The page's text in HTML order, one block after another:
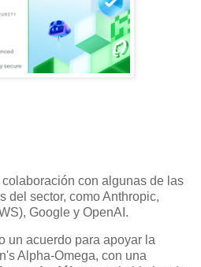
con algunas de las
del sector, como Anthropic,
Google y OpenAI.
un acuerdo para apoyar la
Alpha-Omega, con una